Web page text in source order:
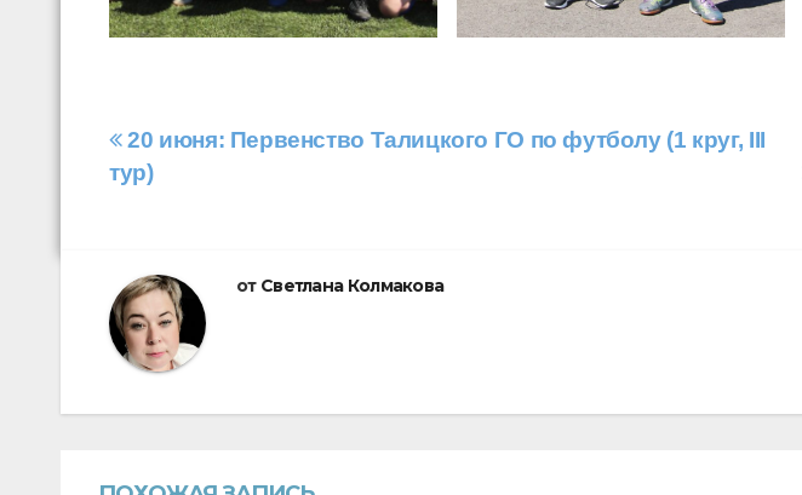
Навигация
по
20 июня: Первенство Талицкого ГО по футболу (1 круг, III
тур)
от Светлана Колмакова